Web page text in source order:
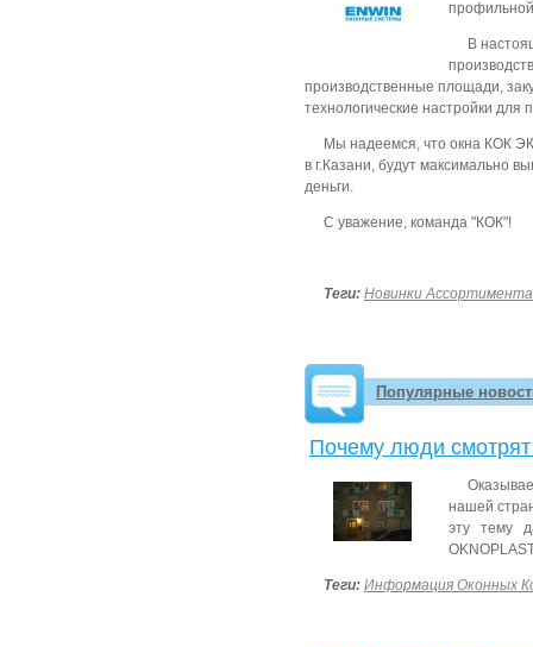
В
производственные площади,
технологические настройки для
Мы надеемся, что окна КОК
в г.Казани, будут максимально
деньги.
С уважение, команда "КОК"!
Теги: Новинки Ассортимента
Популярные
Почему люди
нашей
эту тему
Теги: Информация Оконных